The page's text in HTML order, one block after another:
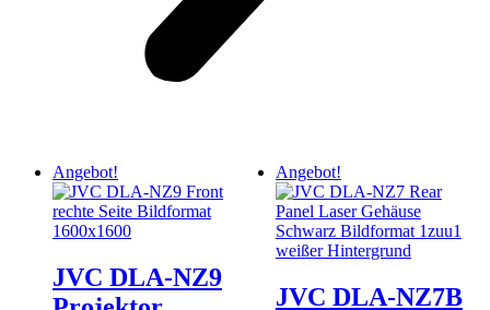
Angebot!
JVC DLA-NZ9
Angebot!
JVC DLA-NZ7B